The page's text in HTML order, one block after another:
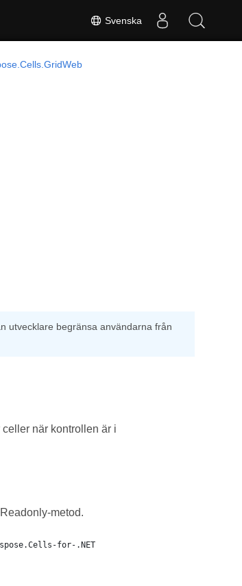
Svenska
utvecklare begränsa användarna från
när kontrollen är i
metod.
for-.NET